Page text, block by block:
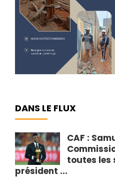
DANS LE FLUX
CAF :
toutes les
président ...